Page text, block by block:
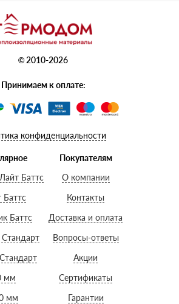
© 2010-2026
Принимаем к оплате:
конфиденциальности
Баттс
Баттс
Баттс
Стандарт
мм
мм
Покупателям
О компании
Контакты
Доставка и оплата
Вопросы-ответы
Акции
Сертификаты
Гарантии